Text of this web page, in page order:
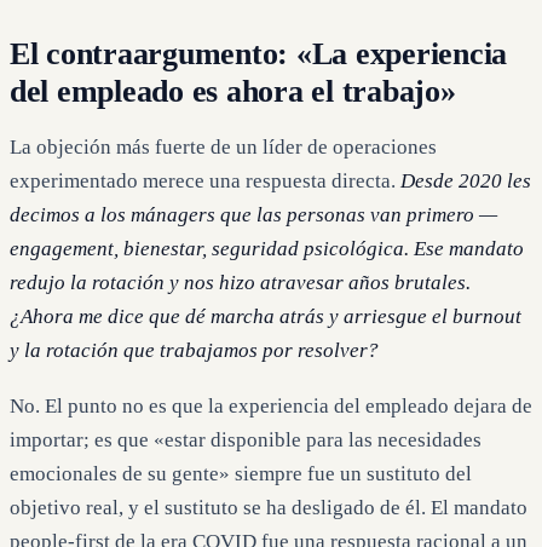
El contraargumento: «La experiencia
del empleado es ahora el trabajo»
La objeción más fuerte de un líder de operaciones
experimentado merece una respuesta directa. Desde 2020 les
decimos a los mánagers que las personas van primero —
engagement, bienestar, seguridad psicológica. Ese mandato
redujo la rotación y nos hizo atravesar años brutales.
¿Ahora me dice que dé marcha atrás y arriesgue el burnout
y la rotación que trabajamos por resolver?
No. El punto no es que la experiencia del empleado dejara de
importar; es que «estar disponible para las necesidades
emocionales de su gente» siempre fue un sustituto del
objetivo real, y el sustituto se ha desligado de él. El mandato
people-first de la era COVID fue una respuesta racional a un